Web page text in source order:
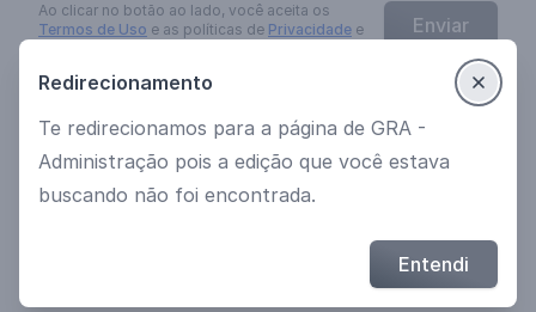
Ao clicar no botão ao lado, você aceita os
Termos de Uso e as políticas de Privacidade e
Enviar
Ver mais cursos
Política de Privacidade
Termos de uso
© 2021 Desenvolvido por EngagED
Redirecionamento
Te redirecionamos para a página de GRA -
Administração pois a edição que você estava
buscando não foi encontrada.
Entendi